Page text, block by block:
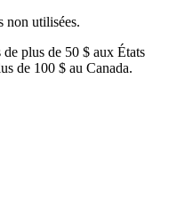
non utilisées.
plus de 50 $ aux États
de 100 $ au Canada.